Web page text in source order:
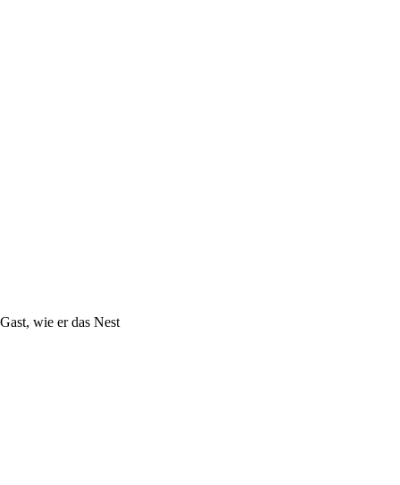
wie er das Nest